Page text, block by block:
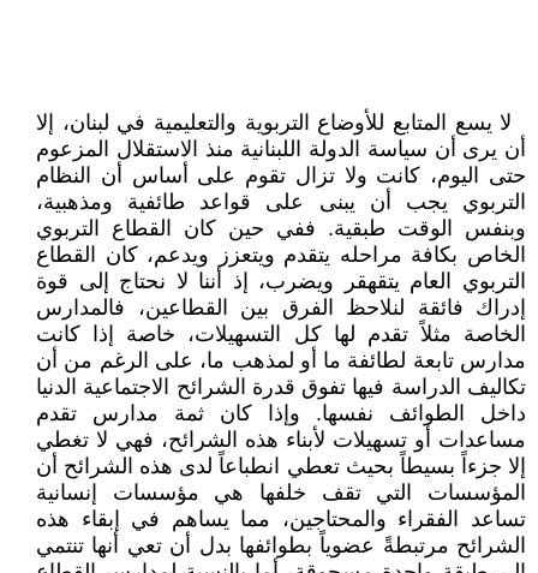
لا يسع المتابع للأوضاع التربوية والتعليمية في لبنان، إلا
أن يرى أن سياسة الدولة اللبنانية منذ الاستقلال المزعوم
حتى اليوم، كانت ولا تزال تقوم على أساس أن النظام
التربوي يجب أن يبنى على قواعد طائفية ومذهبية،
وبنفس الوقت طبقية. ففي حين كان القطاع التربوي
الخاص بكافة مراحله يتقدم ويتعزز ويدعم، كان القطاع
التربوي العام يتقهقر ويضرب، إذ أننا لا نحتاج إلى قوة
إدراك فائقة لنلاحظ الفرق بين القطاعين، فالمدارس
الخاصة مثلاً تقدم لها كل التسهيلات، خاصة إذا كانت
مدارس تابعة لطائفة ما أو لمذهب ما، على الرغم من أن
تكاليف الدراسة فيها تفوق قدرة الشرائح الاجتماعية الدنيا
داخل الطوائف نفسها. وإذا كان ثمة مدارس تقدم
مساعدات أو تسهيلات لأبناء هذه الشرائح، فهي لا تغطي
إلا جزءاً بسيطاً بحيث تعطي انطباعاً لدى هذه الشرائح أن
المؤسسات التي تقف خلفها هي مؤسسات إنسانية
تساعد الفقراء والمحتاجين، مما يساهم في إبقاء هذه
الشرائح مرتبطةً عضوياً بطوائفها بدل أن تعي أنها تنتمي